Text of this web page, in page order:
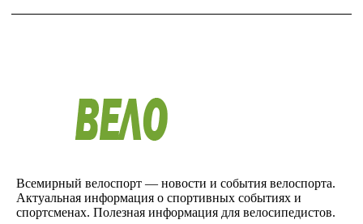
Всемирный велоспорт — новости и события велоспорта.
Актуальная информация о спортивных событиях и
спортсменах. Полезная информация для велосипедистов.